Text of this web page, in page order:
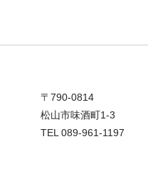
〒790-0814
松山市味酒町1-3
TEL 089-961-1197